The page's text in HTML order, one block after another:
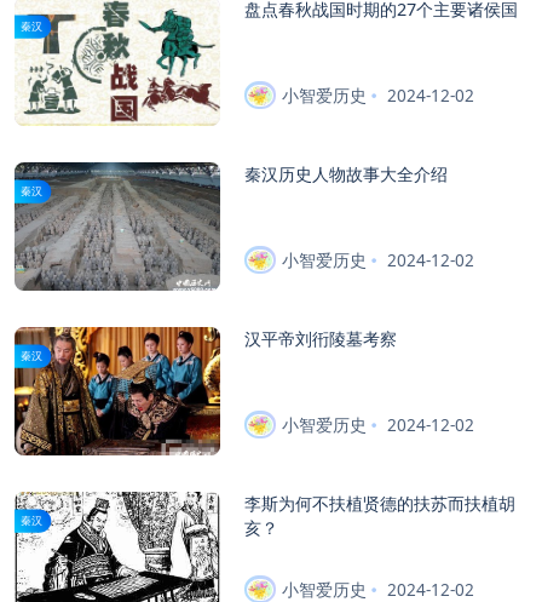
秦汉
盘点春秋战国时期的27个主要诸侯国
小智爱历史 2024-12-02
秦汉
秦汉历史人物故事大全介绍
小智爱历史 2024-12-02
秦汉
汉平帝刘衎陵墓考察
小智爱历史 2024-12-02
秦汉
李斯为何不扶植贤德的扶苏而扶植胡
亥？
小智爱历史 2024-12-02